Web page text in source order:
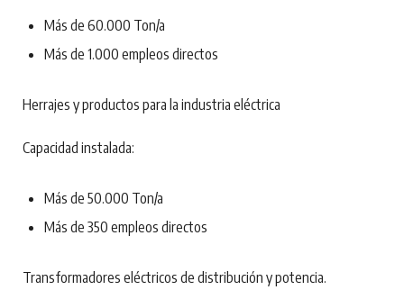
Más de 60.000 Ton/a
Más de 1.000 empleos directos
Herrajes y productos para la industria eléctrica
Capacidad instalada:
Más de 50.000 Ton/a
Más de 350 empleos directos
Transformadores eléctricos de distribución y potencia.